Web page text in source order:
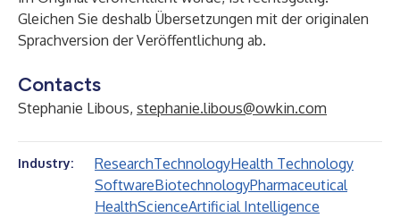
Gleichen Sie deshalb Übersetzungen mit der originalen
Sprachversion der Veröffentlichung ab.
Contacts
Stephanie Libous, stephanie.libous@owkin.com
Industry: ResearchTechnologyHealth Technology
SoftwareBiotechnologyPharmaceutical
HealthScienceArtificial Intelligence